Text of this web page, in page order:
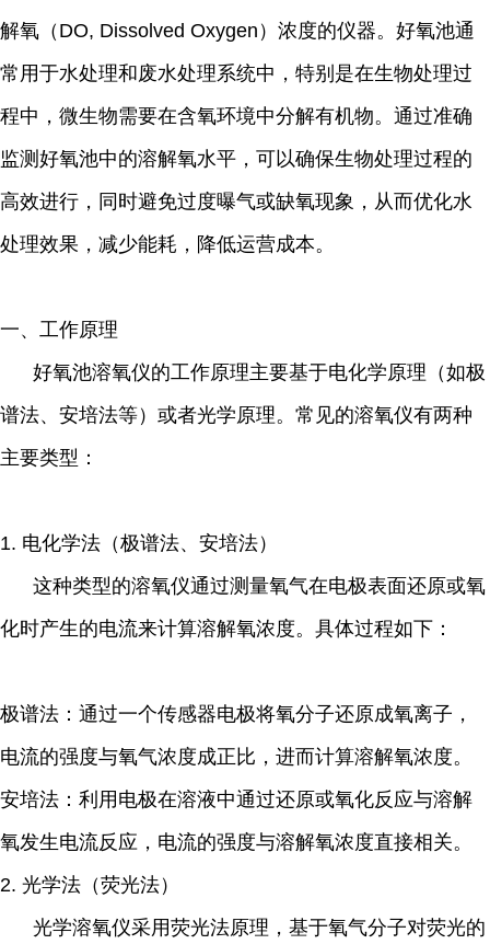
解氧（ DO, Dissolved Oxygen ）浓度的仪器。好氧池通
常用于水处理和废水处理系统中，特别是在生物处理过
程中，微生物需要在含氧环境中分解有机物。通过准确
监测好氧池中的溶解氧水平，可以确保生物处理过程的
高效进行，同时避免过度曝气或缺氧现象，从而优化水
处理效果，减少能耗，降低运营成本。
一、工作原理
好氧池溶氧仪的工作原理主要基于电化学原理（如极
谱法、安培法等）或者光学原理。常见的溶氧仪有两种
主要类型：
1. 电化学法（极谱法、安培法）
这种类型的溶氧仪通过测量氧气在电极表面还原或氧
化时产生的电流来计算溶解氧浓度。具体过程如下：
极谱法：通过一个传感器电极将氧分子还原成氧离子，
电流的强度与氧气浓度成正比，进而计算溶解氧浓度。
安培法：利用电极在溶液中通过还原或氧化反应与溶解
氧发生电流反应，电流的强度与溶解氧浓度直接相关。
2. 光学法（荧光法）
光学溶氧仪采用荧光法原理，基于氧气分子对荧光的